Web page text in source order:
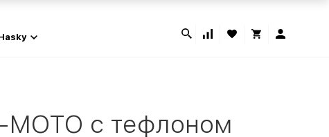
с тефлоном